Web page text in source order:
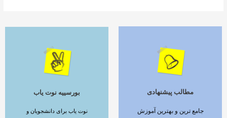
مطالب پیشنهادی
جامع ترین و بهترین آموزش
ادامه مطلب بورسییه نوت یاب
نوت یاب برای دانشجویان و
ادامه مطلب